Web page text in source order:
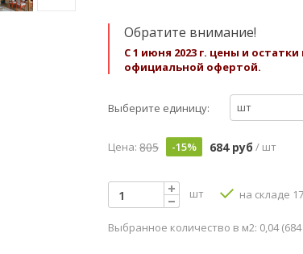
Обратите внимание!
С 1 июня 2023 г. цены и
официальной офертой.
Выберите единицу: шт
Цена: 805 -15% 684 руб / шт
шт на складе
Выбранное количество в м2: 0,04 (684